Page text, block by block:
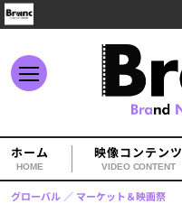
ホーム
HOME
映像コンテンツ
VIDEO CONTENT
グローバル マーケット＆映画祭